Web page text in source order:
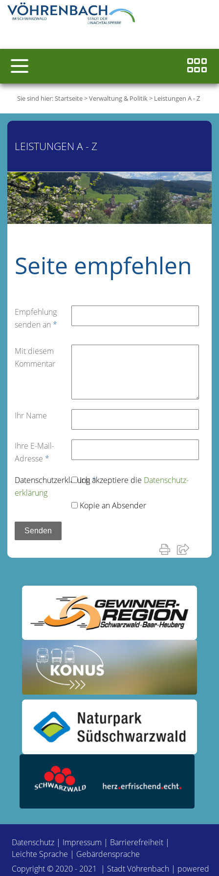
Sie sind hier:Startseite>Verwaltung & Politik> Leistungen A - Z
LEISTUNGEN A - Z
Seite empfehlen
Empfehlung
senden an *
Mit diesem
Kommentar
Ihr Name
Ihre E-Mail-
Adresse *
Datenschutz­erklärung*
Ich akzeptiere die Datenschutz­
erklärung
Kopie an Absender
Datenschutz | Impressum | Barrierefreiheit |
Leichte Sprache | Gebärdensprache
Copyright © 2020 - 2021 | Stadt Vöhrenbach | powered